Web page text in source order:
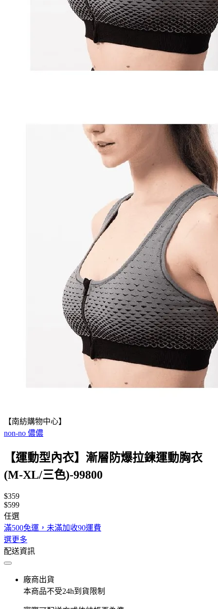
【南紡購物中心】
non-no 儂儂
【運動型內衣】漸層防爆拉鍊運動胸衣
(M-XL/三色)-99800
$359
$599
任選
滿500免運，未滿加收90運費
選更多
配送資訊
廠商出貨
本商品不受24h到貨限制